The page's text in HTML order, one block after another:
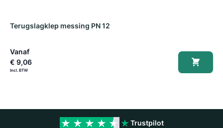
Terugslagklep messing PN 12
Vanaf
€ 9,06
Trustpilot